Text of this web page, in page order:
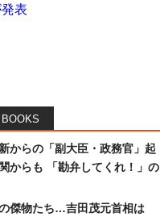
表
BOOKS
からの「副大臣・政務官」起
からも 「勘弁してくれ！」の
傑物たち…吉田茂元首相は